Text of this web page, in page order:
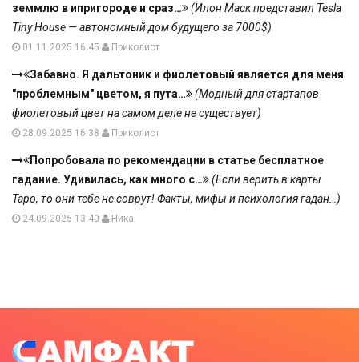
земмлю в ипригороде и сраз…
(Илон Маск представил Tesla
Tiny House — автономный дом будущего за 7000$)
01.11.2025 16:45 Приколист
Забавно. Я дальтоник и фиолетовый является для меня
"проблемным" цветом, я пута…
(Модный для стартапов
фиолетовый цвет на самом деле не существует)
28.09.2025 16:38 Приколист
Попробовала по рекомендации в статье бесплатное
гадание. Удивилась, как много с…
(Если верить в карты
Таро, то они тебе не соврут! Факты, мифы и психология гадан…)
24.09.2025 13:40 Ника